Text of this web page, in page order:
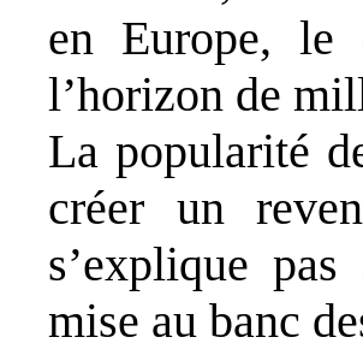
en Europe, le
l’horizon de
La popularité
créer un
s’explique
mise au banc